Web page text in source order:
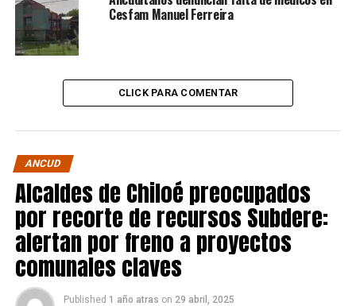
Cesfam Manuel Ferreira
CLICK PARA COMENTAR
ANCUD
Alcaldes de Chiloé preocupados
por recorte de recursos Subdere:
alertan por freno a proyectos
comunales claves
Published 1 año atras on 29 abril, 2025